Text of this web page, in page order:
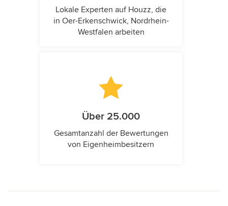
Lokale Experten auf Houzz, die
in Oer-Erkenschwick, Nordrhein-
Westfalen arbeiten
Über 25.000
Gesamtanzahl der Bewertungen
von Eigenheimbesitzern